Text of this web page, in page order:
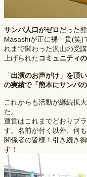
サンバ人口がゼロだった
Masashiが正に裸一貫(笑)
れまで関わった沢山の受講
上げられたコミュニティ
「出演のお声がけ」を頂
の実績で「熊本にサンバ
これからも活動が継続拡
た。
運営はこれまでどおりプ
す。名前が付く以外、何
関係者の皆様！引き続き
す！